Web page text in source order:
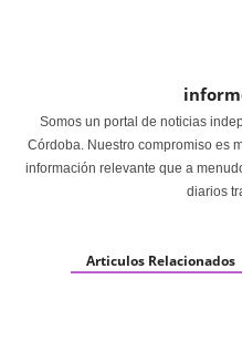
Somos un portal de noticias
Córdoba. Nuestro compromiso es
información relevante que a
diarios
Articulos Relacionados